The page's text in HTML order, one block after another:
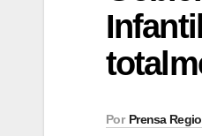
Por Prensa